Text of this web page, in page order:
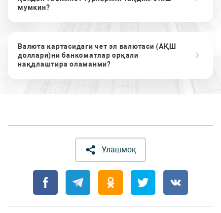
мумкин?
Валюта картасидаги чет эл валютаси (АҚШ
доллари)ни банкоматлар орқали
нақдлаштира оламанми?
Улашмоқ